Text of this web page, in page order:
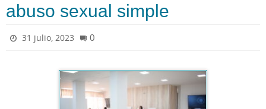
abuso sexual simple
31 julio, 2023 0